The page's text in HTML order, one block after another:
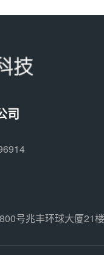
司
号兆丰环球大厦21